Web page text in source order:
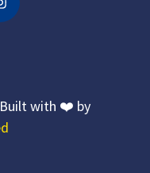
Built with ❤️ by